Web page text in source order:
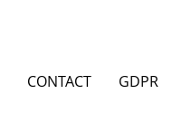
CONTACT GDPR